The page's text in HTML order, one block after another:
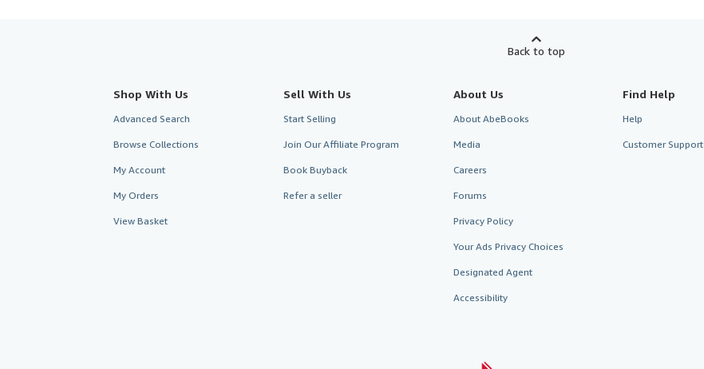
Back to top
Shop With Us
Advanced Search
Browse Collections
My Account
My Orders
View Basket
Sell With Us
Start Selling
Join Our Affiliate Program
Book Buyback
Refer a seller
About Us
About AbeBooks
Media
Careers
Forums
Privacy Policy
Your Ads Privacy Choices
Designated Agent
Accessibility
Find Help
Help
Customer Support